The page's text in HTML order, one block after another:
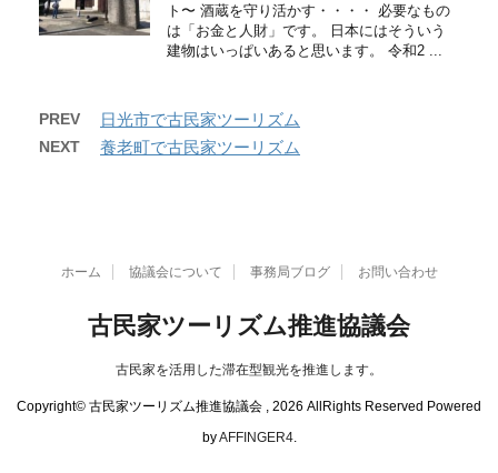
ト〜 酒蔵を守り活かす・・・・ 必要なもの
は「お金と人財」です。 日本にはそういう
建物はいっぱいあると思います。 令和2 ...
PREV 日光市で古民家ツーリズム
NEXT 養老町で古民家ツーリズム
ホーム 協議会について 事務局ブログ お問い合わせ
古民家ツーリズム推進協議会
古民家を活用した滞在型観光を推進します。
Copyright© 古民家ツーリズム推進協議会 , 2026 AllRights Reserved Powered
byAFFINGER4.